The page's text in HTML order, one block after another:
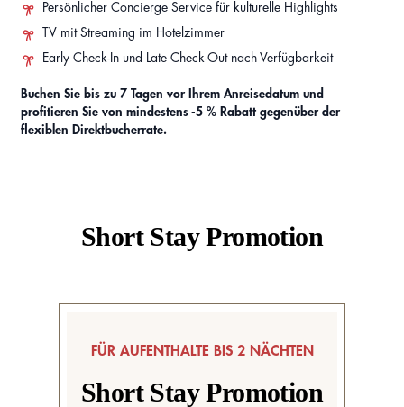
Persönlicher Concierge Service für kulturelle Highlights
TV mit Streaming im Hotelzimmer
Early Check-In und Late Check-Out nach Verfügbarkeit
Buchen Sie bis zu 7 Tagen vor Ihrem Anreisedatum und
profitieren Sie von mindestens -5 % Rabatt gegenüber der
flexiblen Direktbucherrate.
Short Stay Promotion
FÜR AUFENTHALTE BIS 2 NÄCHTEN
Short Stay Promotion